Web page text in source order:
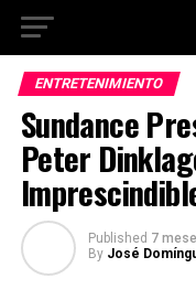
ENTRETENIMIENTO
Sundance
Peter
Published 7
By José